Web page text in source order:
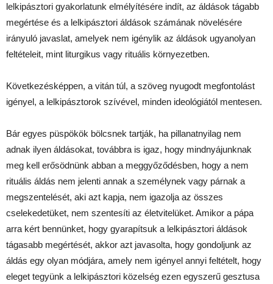
lelkipásztori gyakorlatunk elmélyítésére indít, az áldások tágabb
megértése és a lelkipásztori áldások számának növelésére
irányuló javaslat, amelyek nem igénylik az áldások ugyanolyan
feltételeit, mint liturgikus vagy rituális környezetben.
Következésképpen, a vitán túl, a szöveg nyugodt megfontolást
igényel, a lelkipásztorok szívével, minden ideológiától mentesen.
Bár egyes püspökök bölcsnek tartják, ha pillanatnyilag nem
adnak ilyen áldásokat, továbbra is igaz, hogy mindnyájunknak
meg kell erősödnünk abban a meggyőződésben, hogy a nem
rituális áldás nem jelenti annak a személynek vagy párnak a
megszentelését, aki azt kapja, nem igazolja az összes
cselekedetüket, nem szentesíti az életvitelüket. Amikor a pápa
arra kért bennünket, hogy gyarapítsuk a lelkipásztori áldások
tágasabb megértését, akkor azt javasolta, hogy gondoljunk az
áldás egy olyan módjára, amely nem igényel annyi feltételt, hogy
eleget tegyünk a lelkipásztori közelség ezen egyszerű gesztusa